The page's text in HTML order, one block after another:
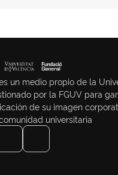
un medio propio de la
por la FGUV para
de su imagen
universitaria